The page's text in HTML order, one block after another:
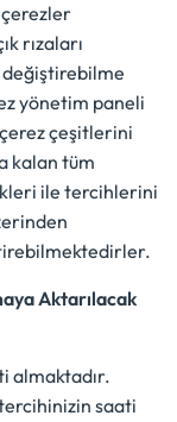
çerezler
rızaları
değiştirebilme
yönetim paneli
çeşitlerini
kalan tüm
ile tercihlerini
Aktarılacak
almaktadır.
saati